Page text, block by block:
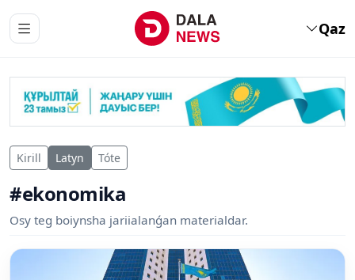
Qaz
Kirill Latyn Tóte
#ekonomika
Osy teg boiynsha jariialanǵan materialdar.